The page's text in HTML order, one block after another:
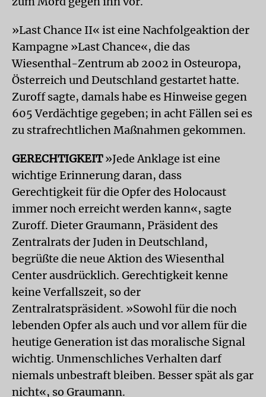
»Last Chance II« ist eine Nachfolgeaktion der
Kampagne »Last Chance«, die das
Wiesenthal-Zentrum ab 2002 in Osteuropa,
Österreich und Deutschland gestartet hatte.
Zuroff sagte, damals habe es Hinweise gegen
605 Verdächtige gegeben; in acht Fällen sei es
zu strafrechtlichen Maßnahmen gekommen.
GERECHTIGKEIT»Jede Anklage ist eine
wichtige Erinnerung daran, dass
Gerechtigkeit für die Opfer des Holocaust
immer noch erreicht werden kann«, sagte
Zuroff. Dieter Graumann, Präsident des
Zentralrats der Juden in Deutschland,
begrüßte die neue Aktion des Wiesenthal
Center ausdrücklich. Gerechtigkeit kenne
keine Verfallszeit, so der
Zentralratspräsident. »Sowohl für die noch
lebenden Opfer als auch und vor allem für die
heutige Generation ist das moralische Signal
wichtig. Unmenschliches Verhalten darf
niemals unbestraft bleiben. Besser spät als gar
nicht«, so Graumann.